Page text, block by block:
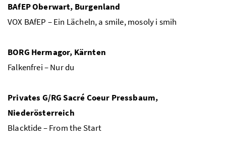
BAfEPOberwart, Burgenland
VOX BAfEP – Ein Lächeln, a smile, mosoly i smih
BORG Hermagor, Kärnten
Falkenfrei – Nur du
Privates G/RGSacré Coeur Pressbaum,
Niederösterreich
Blacktide – From the Start